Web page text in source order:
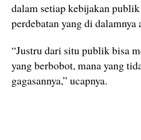
dalam setiap kebijakan
perdebatan yang di dalamnya
“Justru dari situ publik bisa
yang berbobot, mana yang
gagasannya,” ucapnya.